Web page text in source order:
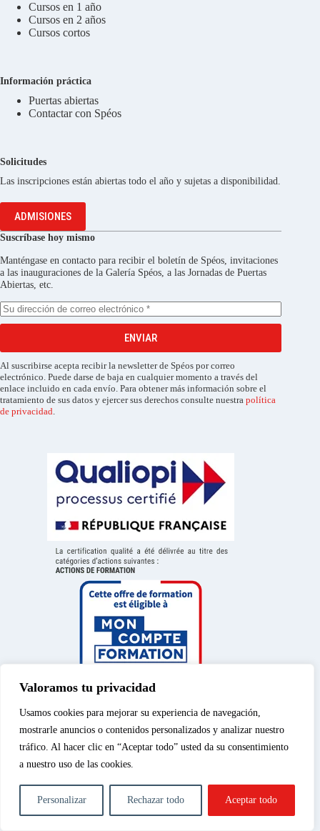
Valoramos tu privacidad
Usamos cookies para mejorar su experiencia de navegación,
mostrarle anuncios o contenidos personalizados y analizar nuestro
tráfico. Al hacer clic en “Aceptar todo” usted da su consentimiento
a nuestro uso de las cookies.
Personalizar Rechazar todo Aceptar todo
Cursos en 1 año
Cursos en 2 años
Cursos cortos
Información práctica
Puertas abiertas
Contactar con Spéos
Solicitudes
Las inscripciones están abiertas todo el año y sujetas a disponibilidad.
ADMISIONES
Suscríbase hoy mismo
Manténgase en contacto para recibir el boletín de Spéos, invitaciones
a las inauguraciones de la Galería Spéos, a las Jornadas de Puertas
Abiertas, etc.
ENVIAR
Al suscribirse acepta recibir la newsletter de Spéos por correo
electrónico. Puede darse de baja en cualquier momento a través del
enlace incluido en cada envío. Para obtener más información sobre el
tratamiento de sus datos y ejercer sus derechos consulte nuestra política
de privacidad.
Aviso legal|Política de
privacidad|Política de
© 2026 – Spéos, curso
privado de enseñanza